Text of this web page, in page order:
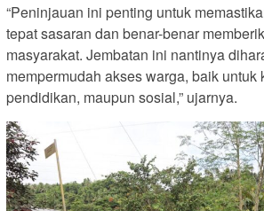
“Peninjauan ini penting untuk
tepat sasaran dan benar-benar
masyarakat. Jembatan ini nantinya
mempermudah akses warga, baik untuk
pendidikan, maupun sosial,” ujarnya.